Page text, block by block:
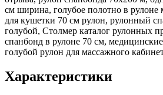
см ширина, голубое полотно в рулоне
для кушетки 70 см рулон, рулонный
голубой, Столмер каталог рулонных
спанбонд в рулоне 70 см,
голубой рулон для массажного
Характеристики